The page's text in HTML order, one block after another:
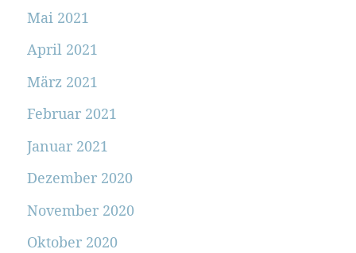
Mai 2021
April 2021
März 2021
Februar 2021
Januar 2021
Dezember 2020
November 2020
Oktober 2020